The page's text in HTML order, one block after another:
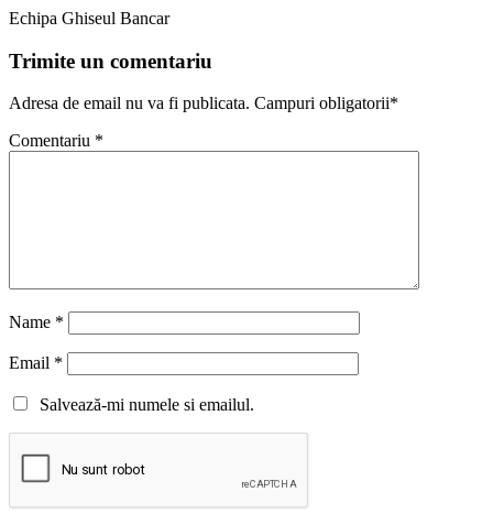
Echipa Ghiseul Bancar
Trimite un comentariu
Adresa de email nu va fi publicata. Campuri obligatorii*
Comentariu *
Name *
Email *
Salvează-mi numele si emailul.